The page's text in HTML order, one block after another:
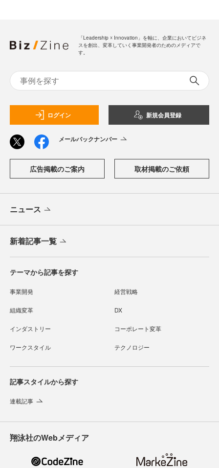
「Leadership ☓ Innovation」を軸に、企業においてビジネ
スを創出、変革していく事業開発者のためのメディアで
す。
ログイン 新規会員登録
メールバックナンバー
広告掲載のご案内 取材掲載のご依頼
ニュース
新着記事一覧
テーマから記事を探す
事業開発 経営戦略
組織変革 DX
インダストリー コーポレート変革
ワークスタイル テクノロジー
記事スタイルから探す
連載記事
翔泳社のWebメディア